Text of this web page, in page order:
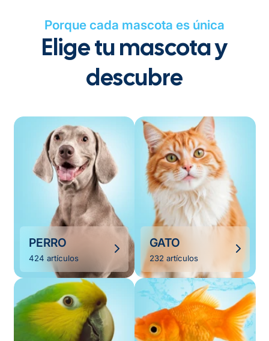
Porque cada mascota es única
Elige tu mascota y
descubre
PERRO
424 artículos
GATO
232 artículos